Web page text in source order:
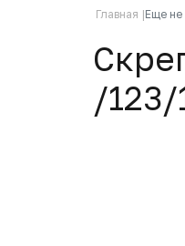
Главная Еще не
/